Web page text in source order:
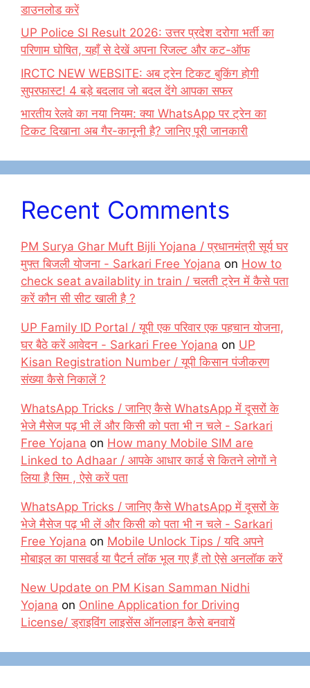
डाउनलोड करें
UP Police SI Result 2026: उत्तर प्रदेश दरोगा भर्ती का
परिणाम घोषित, यहाँ से देखें अपना रिजल्ट और कट-ऑफ
IRCTC NEW WEBSITE: अब ट्रेन टिकट बुकिंग होगी
सुपरफास्ट! 4 बड़े बदलाव जो बदल देंगे आपका सफर
भारतीय रेलवे का नया नियम: क्या WhatsApp पर ट्रेन का
टिकट दिखाना अब गैर-कानूनी है? जानिए पूरी जानकारी
Recent Comments
PM Surya Ghar Muft Bijli Yojana / प्रधानमंत्री सूर्य घर
मुफ्त बिजली योजना - Sarkari Free Yojana on How to
check seat availablity in train / चलती ट्रेन में कैसे पता
करें कौन सी सीट खाली है ?
UP Family ID Portal / यूपी एक परिवार एक पहचान योजना,
घर बैठे करें आवेदन - Sarkari Free Yojana on UP
Kisan Registration Number / यूपी किसान पंजीकरण
संख्या कैसे निकालें ?
WhatsApp Tricks / जानिए कैसे WhatsApp में दूसरों के
भेजे मैसेज पढ़ भी लें और किसी को पता भी न चले - Sarkari
Free Yojana on How many Mobile SIM are
Linked to Adhaar / आपके आधार कार्ड से कितने लोगों ने
लिया है सिम , ऐसे करें पता
WhatsApp Tricks / जानिए कैसे WhatsApp में दूसरों के
भेजे मैसेज पढ़ भी लें और किसी को पता भी न चले - Sarkari
Free Yojana on Mobile Unlock Tips / यदि अपने
मोबाइल का पासवर्ड या पैटर्न लॉक भूल गए हैं तो ऐसे अनलॉक करें
New Update on PM Kisan Samman Nidhi
Yojana on Online Application for Driving
License/ ड्राइविंग लाइसेंस ऑनलाइन कैसे बनवायें